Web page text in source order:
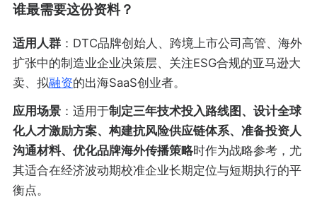
谁最需要这份资料？
适用人群：DTC品牌创始人、跨境上市公司高管、海外
扩张中的制造业企业决策层、关注ESG合规的亚马逊大
卖、拟融资的出海SaaS创业者。
应用场景：适用于制定三年技术投入路线图、设计全球
化人才激励方案、构建抗风险供应链体系、准备投资人
沟通材料、优化品牌海外传播策略时作为战略参考，尤
其适合在经济波动期校准企业长期定位与短期执行的平
衡点。